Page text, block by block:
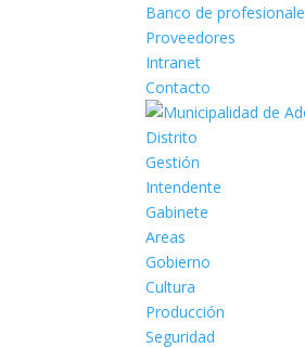
Banco de
Proveedores
Intranet
Contacto
Distrito
Gestión
Intendente
Gabinete
Areas
Gobierno
Cultura
Producción
Seguridad